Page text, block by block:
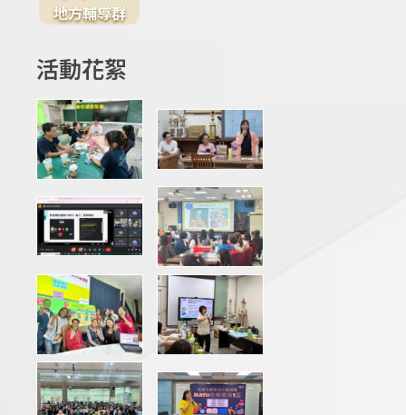
地方輔導群
活動花絮